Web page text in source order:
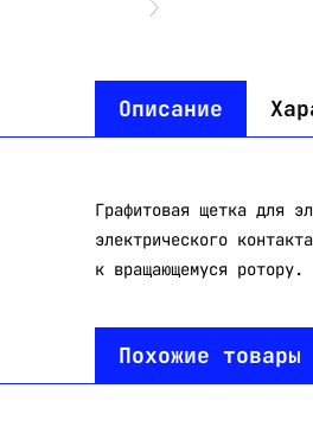
Описание
Графитовая щетка для
электрического
к вращающемуся ротору.
Похожие товары